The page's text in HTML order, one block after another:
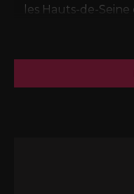
les Hauts-de-Seine
ventes en
Bénéficiez d'une
prix actuels et